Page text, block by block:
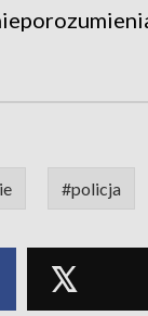
#policja